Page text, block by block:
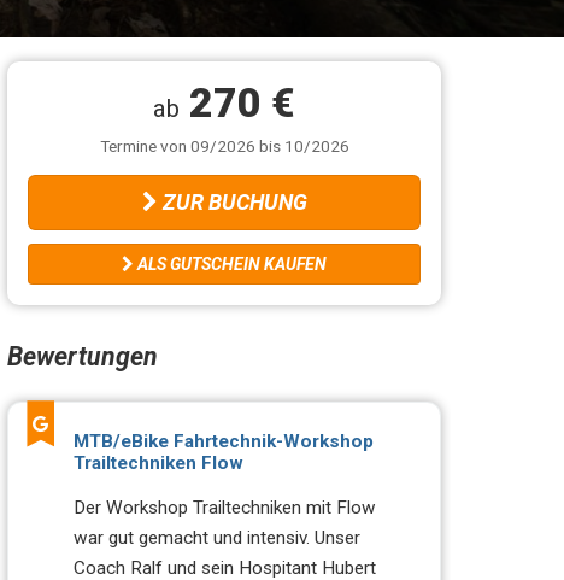
ab 270 €
Termine von 09/2026 bis 10/2026
ZUR BUCHUNG
ALS GUTSCHEIN KAUFEN
Bewertungen
MTB/eBike Fahrtechnik-Workshop
Trailtechniken Flow
Der Workshop Trailtechniken mit Flow
war gut gemacht und intensiv. Unser
Coach Ralf und sein Hospitant Hubert